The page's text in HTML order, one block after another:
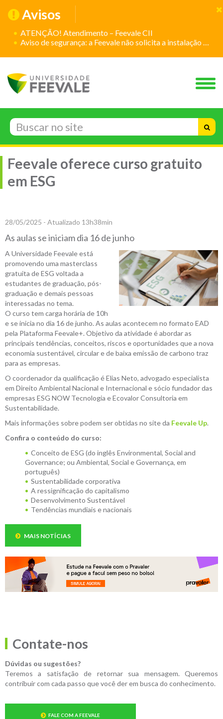
Avisos
ATENÇÃO! Atendimento – Feevale CII
Aviso de segurança: a Feevale não solicita a instalação de aplicativos
Feevale oferece curso gratuito
em ESG
28/05/2025 - Atualizado 13h38min
As aulas se iniciam dia 16 de junho
A Universidade Feevale está
promovendo uma masterclass
gratuita de ESG voltada a
estudantes de graduação, pós-
graduação e demais pessoas
interessadas no tema.
O curso tem carga horária de 10h
e se inicia no dia 16 de junho. As aulas acontecem no formato EAD
pela Plataforma Feevale+. Objetivo da atividade é abordar as
principais tendências, conceitos, riscos e oportunidades que a nova
economia sustentável, circular e de baixa emissão de carbono traz
para as empresas.
O coordenador da qualificação é Elias Neto, advogado especialista
em Direito Ambiental Nacional e Internacional e sócio fundador das
empresas ESG NOW Tecnologia e Ecovalor Consultoria em
Sustentabilidade.
Mais informações sobre podem ser obtidas no site da Feevale Up.
Confira o conteúdo do curso:
Conceito de ESG (do inglês Environmental, Social and
Governance; ou Ambiental, Social e Governança, em
português)
Sustentabilidade corporativa
A ressignificação do capitalismo
Desenvolvimento Sustentável
Tendências mundiais e nacionais
MAIS NOTÍCIAS
Contate-nos
Dúvidas ou sugestões?
Teremos a satisfação de retornar sua mensagem. Queremos
contribuir com cada passo que você der em busca do conhecimento.
FALE COM A FEEVALE